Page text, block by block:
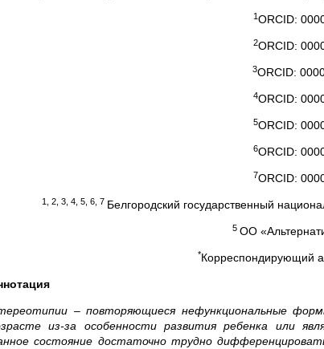
1ORCID:
2ORCID:
3ORCID:
4ORCID:
5ORCID:
6ORCID:
7ORCID:
1, 2, 3, 4, 5, 6, 7 Белгородский государственный
5 ОО
*Корреспондирующий
– повторяющиеся нефункциональные
из-за особенности развития ребенка или
состояние достаточно трудно